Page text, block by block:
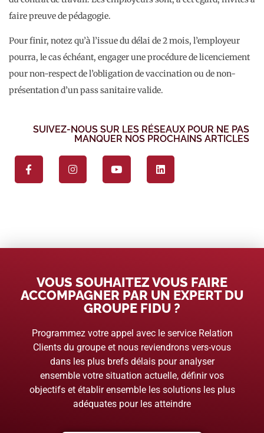
faire preuve de pédagogie.
Pour finir, notez qu’à l’issue du délai de 2 mois, l’employeur
pourra, le cas échéant, engager une procédure de licenciement
pour non-respect de l’obligation de vaccination ou de non-
présentation d’un pass sanitaire valide.
SUIVEZ-NOUS SUR LES RÉSEAUX POUR NE PAS
MANQUER NOS PROCHAINS ARTICLES
VOUS SOUHAITEZ VOUS FAIRE
ACCOMPAGNER PAR UN EXPERT DU
GROUPE FIDU ?
Programmez votre appel avec le service Relation
Clients du groupe et nous reviendrons vers-vous
dans les plus brefs délais pour analyser
ensemble votre situation actuelle, définir vos
objectifs et établir ensemble les solutions les plus
adéquates pour les atteindre